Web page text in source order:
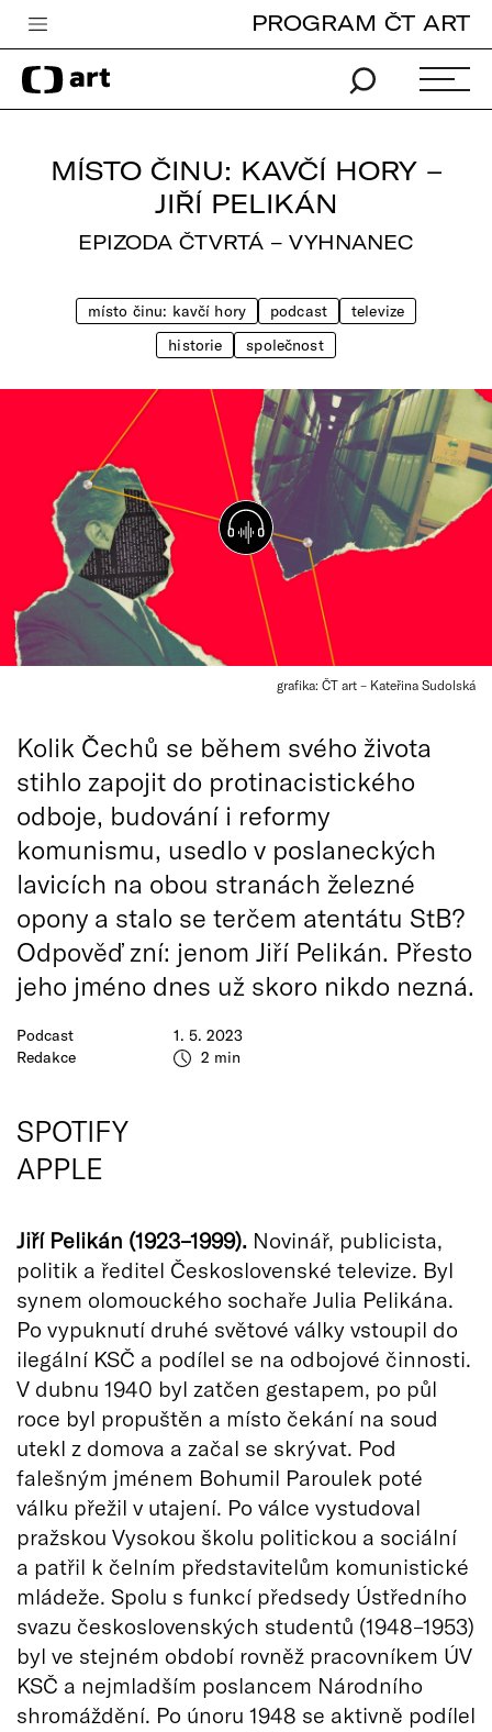
Česká televize
Zpravodajství
TV program
PROGRAM ČT ART
MÍSTO ČINU: KAVČÍ HORY –
JIŘÍ PELIKÁN
EPIZODA ČTVRTÁ – VYHNANEC
místo činu: kavčí hory podcast
televize
historie
společnost
grafika: ČT art – Kateřina Sudolská
Podcast
Redakce
1. 5. 2023
2 min
Kolik Čechů se během svého života
stihlo zapojit do protinacistického
odboje, budování i reformy
komunismu, usedlo v poslaneckých
lavicích na obou stranách železné
opony a stalo se terčem atentátu StB?
Odpověď zní: jenom Jiří Pelikán. Přesto
jeho jméno dnes už skoro nikdo nezná.
SPOTIFY
APPLE
Jiří Pelikán (1923–1999). Novinář, publicista,
politik a ředitel Československé televize. Byl
synem olomouckého sochaře Julia Pelikána.
Po vypuknutí druhé světové války vstoupil do
ilegální KSČ a podílel se na odbojové činnosti.
V dubnu 1940 byl zatčen gestapem, po půl
roce byl propuštěn a místo čekání na soud
utekl z domova a začal se skrývat. Pod
falešným jménem Bohumil Paroulek poté
válku přežil v utajení. Po válce vystudoval
pražskou Vysokou školu politickou a sociální
a patřil k čelním představitelům komunistické
mládeže. Spolu s funkcí předsedy Ústředního
svazu československých studentů (1948–1953)
byl ve stejném období rovněž pracovníkem ÚV
KSČ a nejmladším poslancem Národního
shromáždění. Po únoru 1948 se aktivně podílel